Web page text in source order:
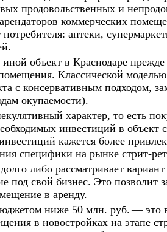
продовольственных и
коммерческих
аптеки,
объект в Краснодаре прежде
Классической
с консервативным подходом,
окупаемости).
характер, то есть
инвестиций в объект
кажется более
специфики на рынке стрит-
либо рассматривает
под свой бизнес. Это позволит
в аренду.
ниже 50 млн. руб.— это
в новостройках на этапе